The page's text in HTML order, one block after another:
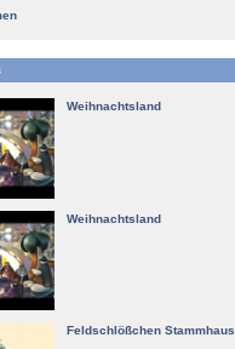
Weihnachtsland
Weihnachtsland
Feldschlößchen Stammhaus